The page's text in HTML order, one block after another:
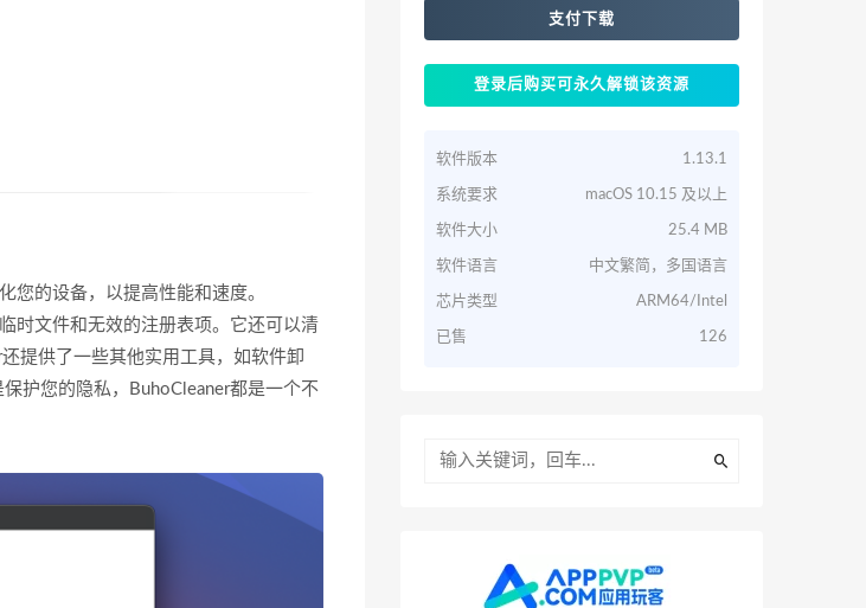
您的设备，以提高性能和速度。
时文件和无效的注册表项。它还可以清
提供了一些其他实用工具，如软件卸
护您的隐私，BuhoCleaner都是一个不
支付下载
登录后购买可永久解锁该资源
软件版本 1.13.1
系统要求 macOS 10.15 及以上
软件大小 25.4 MB
软件语言 中文繁简，多国语言
芯片类型 ARM64/Intel
已售 126